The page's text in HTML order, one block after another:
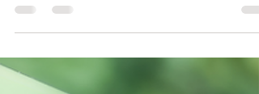
將與國際標準化組織（ISO）展開合作，整合現有
基準。這項涵蓋範疇一至範疇三的新標準，預計於
2027 年第二季進行全球公開徵詢，並於 2028 年